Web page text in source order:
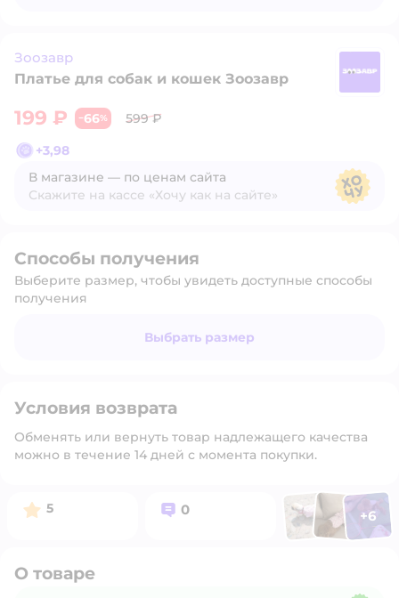
Зоозавр
Платье для собак и кошек Зоозавр
199 ₽ −66%
599 ₽
+3,98
В магазине — по ценам сайта
Скажите на кассе «Хочу как на сайте»
Способы получения
Выберите размер, чтобы увидеть доступные способы
получения
Выбрать размер
Условия возврата
Обменять или вернуть товар надлежащего качества
можно в течение 14 дней с момента покупки.
Рейтинг:
5 Вопросов:
0 ФотоФотоФото
+6
Открыть
О товаре